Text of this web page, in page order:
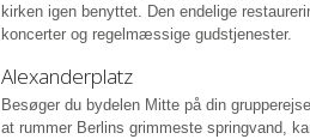
kirken igen benyttet. Den endelige
koncerter og regelmæssige gudstjenester.
Alexanderplatz
Besøger du bydelen Mitte på din
at rummer Berlins grimmeste springvand,